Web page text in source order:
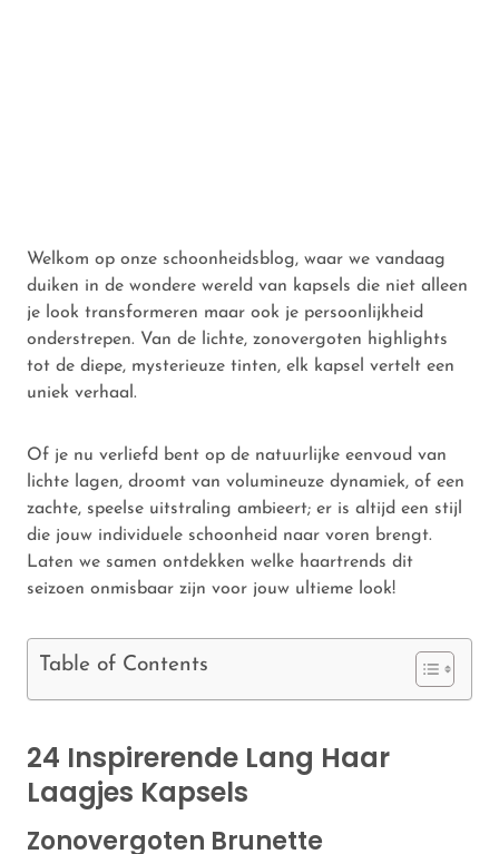
Welkom op onze schoonheidsblog, waar we vandaag
duiken in de wondere wereld van kapsels die niet alleen
je look transformeren maar ook je persoonlijkheid
onderstrepen. Van de lichte, zonovergoten highlights
tot de diepe, mysterieuze tinten, elk kapsel vertelt een
uniek verhaal.
Of je nu verliefd bent op de natuurlijke eenvoud van
lichte lagen, droomt van volumineuze dynamiek, of een
zachte, speelse uitstraling ambieert; er is altijd een stijl
die jouw individuele schoonheid naar voren brengt.
Laten we samen ontdekken welke haartrends dit
seizoen onmisbaar zijn voor jouw ultieme look!
Table of Contents
24 Inspirerende Lang Haar
Laagjes Kapsels
Zonovergoten Brunette